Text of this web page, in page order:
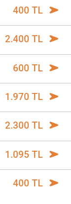
400 TL
2.400 TL
600 TL
1.970 TL
2.300 TL
1.095 TL
400 TL